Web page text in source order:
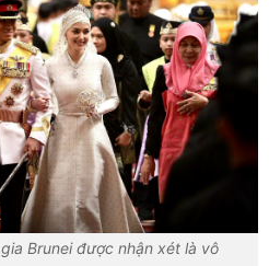
Brunei được nhận xét là vô